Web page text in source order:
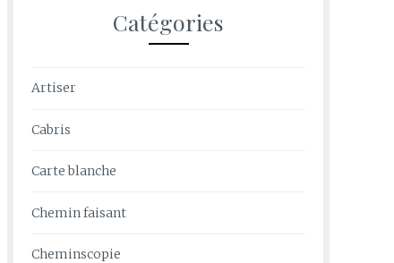
Catégories
Artiser
Cabris
Carte blanche
Chemin faisant
Cheminscopie